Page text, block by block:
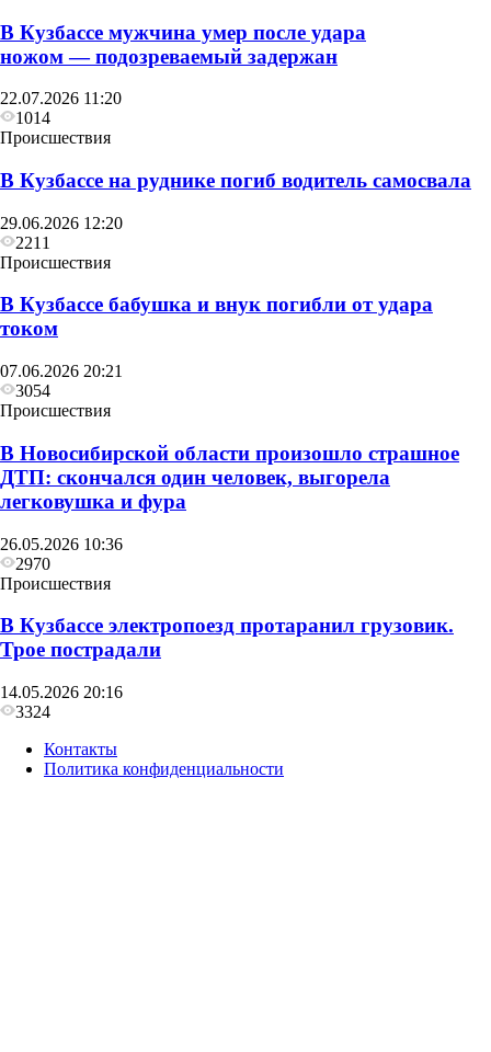
В Кузбассе мужчина умер после удара
ножом — подозреваемый задержан
22.07.2026 11:20
1014
Происшествия
В Кузбассе на руднике погиб водитель самосвала
29.06.2026 12:20
2211
Происшествия
В Кузбассе бабушка и внук погибли от удара
током
07.06.2026 20:21
3054
Происшествия
В Новосибирской области произошло страшное
ДТП: скончался один человек, выгорела
легковушка и фура
26.05.2026 10:36
2970
Происшествия
В Кузбассе электропоезд протаранил грузовик.
Трое пострадали
14.05.2026 20:16
3324
Контакты
Политика конфиденциальности